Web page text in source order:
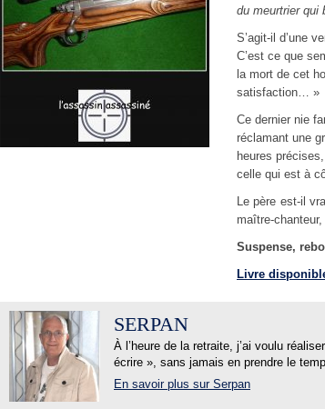
du meurtrier qui
S’agit-il d’une
C’est ce que
la mort de cet
satisfaction… »
Ce dernier nie
réclamant une
heures
celle qui est à
Le père est-il
maître-
Suspense,
Livre
SERPAN
À l’heure de la retraite, j’ai voulu
écrire », sans jamais en prendre le
En savoir plus sur Serpan